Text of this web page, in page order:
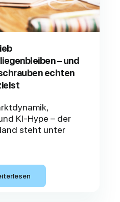
– und
echten
KI-Hype – der
steht unter